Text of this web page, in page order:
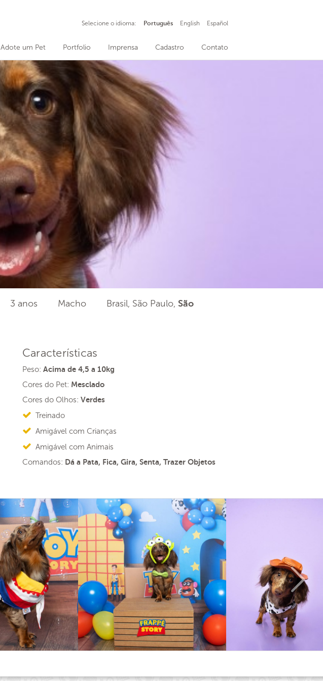
Adote um Pet Portfolio Imprensa Cadastro Contato
Selecione o idioma: Português English Español
3 anos Macho Brasil, São Paulo, São
Características
Peso: Acima de 4,5 a 10kg
Cores do Pet: Mesclado
Cores do Olhos: Verdes
Treinado
Amigável com Crianças
Amigável com Animais
Comandos: Dá a Pata, Fica, Gira, Senta, Trazer Objetos